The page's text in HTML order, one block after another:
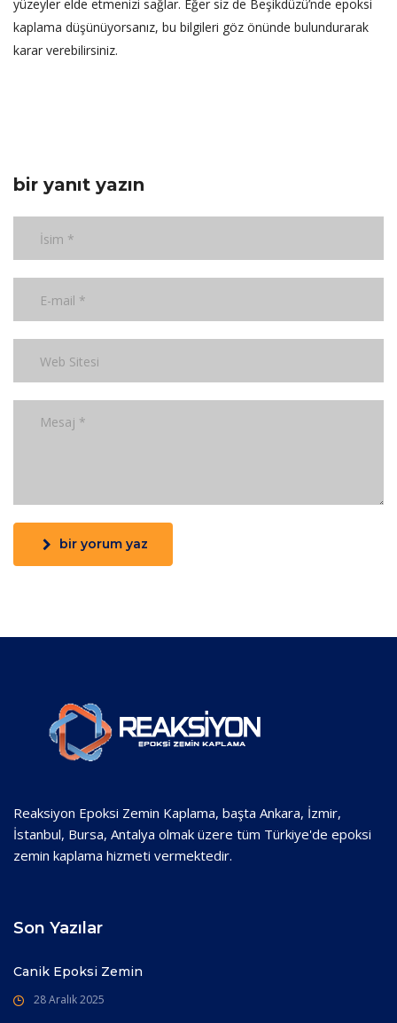
yüzeyler elde etmenizi sağlar. Eğer siz de Beşikdüzü’nde epoksi
kaplama düşünüyorsanız, bu bilgileri göz önünde bulundurarak
karar verebilirsiniz.
bir yanıt yazın
bir yorum yaz
Reaksiyon Epoksi Zemin Kaplama, başta Ankara, İzmir,
İstanbul, Bursa, Antalya olmak üzere tüm Türkiye'de epoksi
zemin kaplama hizmeti vermektedir.
Son Yazılar
Canik Epoksi Zemin
28 Aralık 2025